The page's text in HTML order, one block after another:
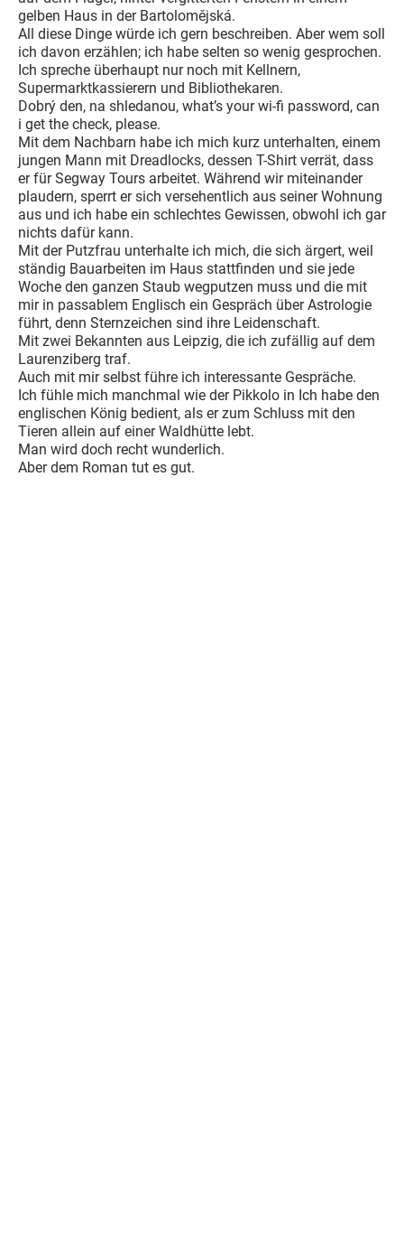
gelben Haus in der Bartolomějská.
All diese Dinge würde ich gern beschreiben. Aber wem soll
ich davon erzählen; ich habe selten so wenig gesprochen.
Ich spreche überhaupt nur noch mit Kellnern,
Supermarktkassierern und Bibliothekaren.
Dobrý den, na shledanou, what’s your wi-fi password, can
i get the check, please.
Mit dem Nachbarn habe ich mich kurz unterhalten, einem
jungen Mann mit Dreadlocks, dessen T-Shirt verrät, dass
er für Segway Tours arbeitet. Während wir miteinander
plaudern, sperrt er sich versehentlich aus seiner Wohnung
aus und ich habe ein schlechtes Gewissen, obwohl ich gar
nichts dafür kann.
Mit der Putzfrau unterhalte ich mich, die sich ärgert, weil
ständig Bauarbeiten im Haus stattfinden und sie jede
Woche den ganzen Staub wegputzen muss und die mit
mir in passablem Englisch ein Gespräch über Astrologie
führt, denn Sternzeichen sind ihre Leidenschaft.
Mit zwei Bekannten aus Leipzig, die ich zufällig auf dem
Laurenziberg traf.
Auch mit mir selbst führe ich interessante Gespräche.
Ich fühle mich manchmal wie der Pikkolo in Ich habe den
englischen König bedient, als er zum Schluss mit den
Tieren allein auf einer Waldhütte lebt.
Man wird doch recht wunderlich.
Aber dem Roman tut es gut.